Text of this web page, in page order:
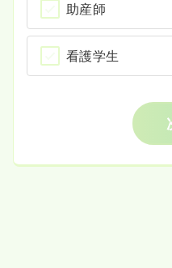
助産師
看護学生